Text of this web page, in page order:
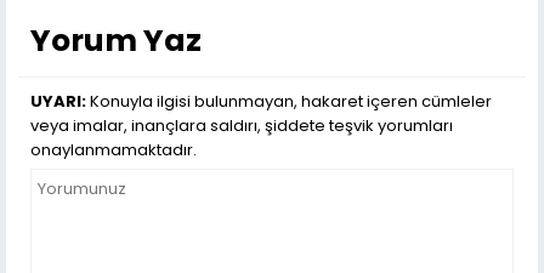
Yorum Yaz
UYARI:Konuyla ilgisi bulunmayan, hakaret içeren cümleler
veya imalar, inançlara saldırı, şiddete teşvik yorumları
onaylanmamaktadır.